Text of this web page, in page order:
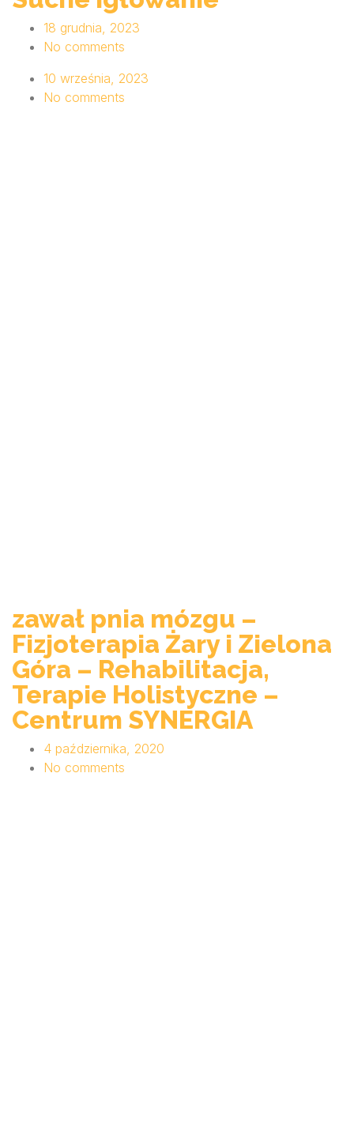
18 grudnia, 2023
No comments
10 września, 2023
No comments
zawał pnia mózgu –
Fizjoterapia Żary i Zielona
Góra – Rehabilitacja,
Terapie Holistyczne –
Centrum SYNERGIA
4 października, 2020
No comments